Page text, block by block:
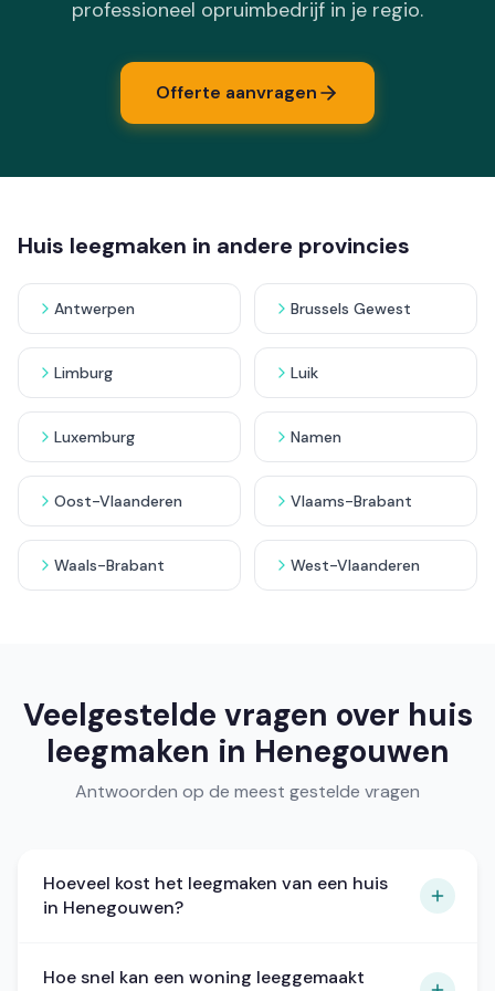
professioneel opruimbedrijf in je regio.
Offerte aanvragen
Huis leegmaken in andere provincies
Antwerpen Brussels Gewest
Limburg Luik
Luxemburg Namen
Oost-Vlaanderen Vlaams-Brabant
Waals-Brabant West-Vlaanderen
Veelgestelde vragen over huis
leegmaken in Henegouwen
Antwoorden op de meest gestelde vragen
Hoeveel kost het leegmaken van een huis
in Henegouwen?
hoeveelheid inboedel. Voor een gemiddeld
Hoe snel kan een woning leeggemaakt